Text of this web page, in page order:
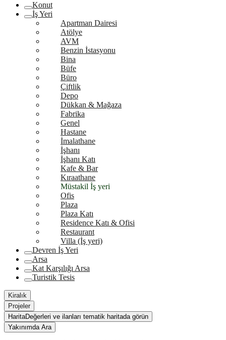
Konut
İş Yeri
Apartman Dairesi
Atölye
AVM
Benzin İstasyonu
Bina
Büfe
Büro
Çiftlik
Depo
Dükkan & Mağaza
Fabrika
Genel
Hastane
İmalathane
İşhanı
İşhanı Katı
Kafe & Bar
Kıraathane
Müstakil İş yeri
Ofis
Plaza
Plaza Katı
Residence Katı & Ofisi
Restaurant
Villa (İş yeri)
Devren İş Yeri
Arsa
Kat Karşılığı Arsa
Turistik Tesis
Kiralık
Projeler
HaritaDeğerleri ve ilanları tematik haritada görün
Yakınımda Ara